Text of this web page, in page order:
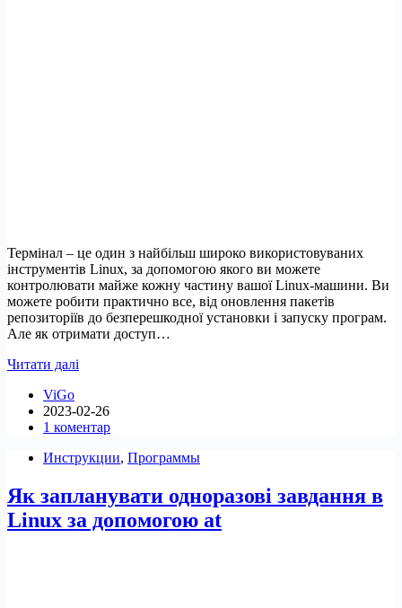
Термінал – це один з найбільш широко використовуваних
інструментів Linux, за допомогою якого ви можете
контролювати майже кожну частину вашої Linux-машини. Ви
можете робити практично все, від оновлення пакетів
репозиторіїв до безперешкодної установки і запуску програм.
Але як отримати доступ…
Читати далі
у
Linux
ViGo
2023-02-26
1 коментар
Инструкции, Программы
Як запланувати одноразові завдання в
Linux за допомогою at